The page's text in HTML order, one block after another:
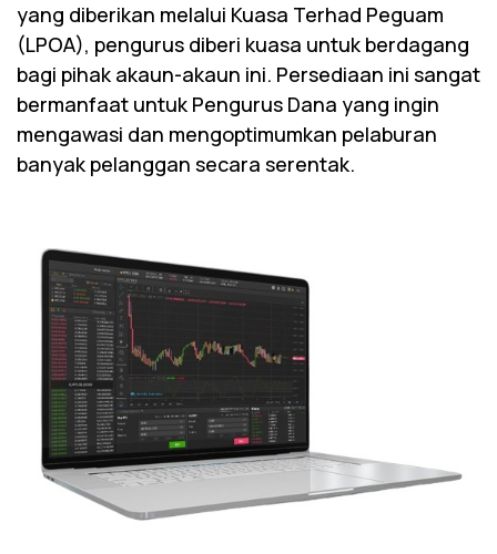
yang diberikan melalui Kuasa Terhad Peguam
(LPOA), pengurus diberi kuasa untuk berdagang
bagi pihak akaun-akaun ini. Persediaan ini sangat
bermanfaat untuk Pengurus Dana yang ingin
mengawasi dan mengoptimumkan pelaburan
banyak pelanggan secara serentak.